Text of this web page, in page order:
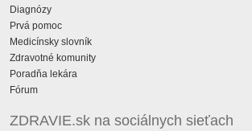
Diagnózy
Prvá pomoc
Medicínsky slovník
Zdravotné komunity
Poradňa lekára
Fórum
ZDRAVIE.sk na sociálnych sieťach